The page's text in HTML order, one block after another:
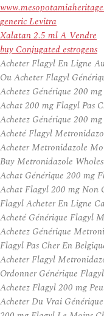
generic Levitra
Xalatan 2.5 ml A Vendre
buy Conjugated estrogens
Acheter Flagyl En Ligne
Ou Acheter Flagyl
Achetez Générique 200
Achat 200 mg Flagyl Pas
Achetez Générique 200
Acheté Flagyl
Acheter Metronidazole
Buy Metronidazole
Achat Générique 200 mg
Achat Flagyl 200 mg Non
Flagyl Acheter En Ligne
Acheté Générique Flagyl
Achetez Générique
Flagyl Pas Cher En
Acheter Flagyl
Ordonner Générique
Achetez Flagyl 200 mg
Acheter Du Vrai